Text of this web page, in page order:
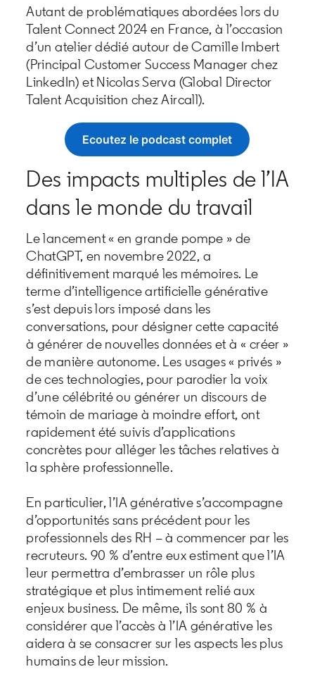
Autant de problématiques abordées lors du
Talent Connect 2024 en France, à l’occasion
d’un atelier dédié autour de Camille Imbert
(Principal Customer Success Manager chez
LinkedIn) et Nicolas Serva (Global Director
Talent Acquisition chez Aircall).
Ecoutez le podcast complet
opens in a new tab
Des impacts multiples de l’IA
dans le monde du travail
Le lancement « en grande pompe » de
ChatGPT, en novembre 2022, a
définitivement marqué les mémoires. Le
terme d’intelligence artificielle générative
s’est depuis lors imposé dans les
conversations, pour désigner cette capacité
à générer de nouvelles données et à « créer »
de manière autonome. Les usages « privés »
de ces technologies, pour parodier la voix
d’une célébrité ou générer un discours de
témoin de mariage à moindre effort, ont
rapidement été suivis d’applications
concrètes pour alléger les tâches relatives à
la sphère professionnelle.
En particulier, l’IA générative s’accompagne
d’opportunités sans précédent pour les
professionnels des RH – à commencer par les
recruteurs. 90 % d’entre eux estiment que l’IA
leur permettra d’embrasser un rôle plus
stratégique et plus intimement relié aux
enjeux business. De même, ils sont 80 % à
considérer que l’accès à l’IA générative les
aidera à se consacrer sur les aspects les plus
humains de leur mission.